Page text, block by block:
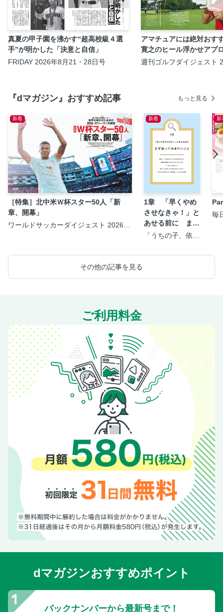
真夏の甲子園を沸かす“超高校級４選
手”が明かした「決意と自信」
FRIDAY 2026年8月21・28日号
アマチュアには絶対おす
寛之のヒール浮かせアプ
週刊ゴルフダイジェスト
『dマガジン』おすすめ記事 もっと見る
新着
［特集］北中米Ｗ杯スター50人「新
章、開幕」
ワールドサッカーダイジェスト 2026年
新着
1章 「早くやめ
させなきゃ！」と
あせる前に まず
知っておきたいこ
「うちの子、依存
が全部のってる本
新
毎
その他の記事を見る
ご利用料金
dマガジンおすすめポイント
バックナンバーから最新号まで！